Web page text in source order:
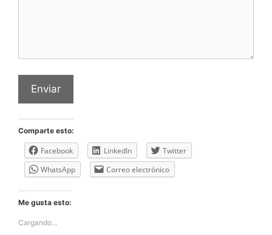
Enviar
Comparte esto:
Facebook LinkedIn
Twitter
WhatsApp
Correo electrónico
Me gusta esto:
Cargando...